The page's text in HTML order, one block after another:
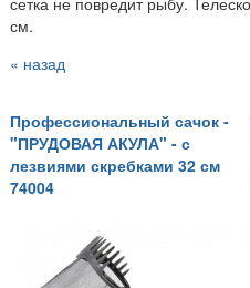
см.
« назад
Профессиональный сачок -
"ПРУДОВАЯ АКУЛА" - с
лезвиями скребками 32 см
74004